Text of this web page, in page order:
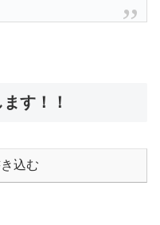
す！！
込む